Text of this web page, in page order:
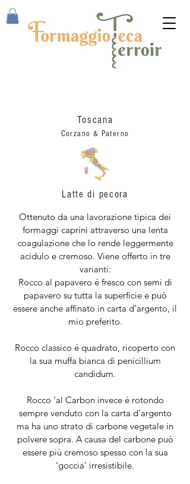
Toscana
Corzano & Paterno
Latte di pecora
Ottenuto da una lavorazione tipica dei
formaggi caprini attraverso una lenta
coagulazione che lo rende leggermente
acidulo e cremoso. Viene offerto in tre
varianti:
Rocco al papavero é fresco con semi di
papavero su tutta la superficie e può
essere anche affinato in carta d’argento, il
mio preferito.
Rocco classico é quadrato, ricoperto con
la sua muffa bianca di penicillium
candidum.
Rocco ‘al Carbon invece é rotondo
sempre venduto con la carta d’argento
ma ha uno strato di carbone vegetale in
polvere sopra. A causa del carbone può
essere più cremoso spesso con la sua
‘goccia’ irresistibile.